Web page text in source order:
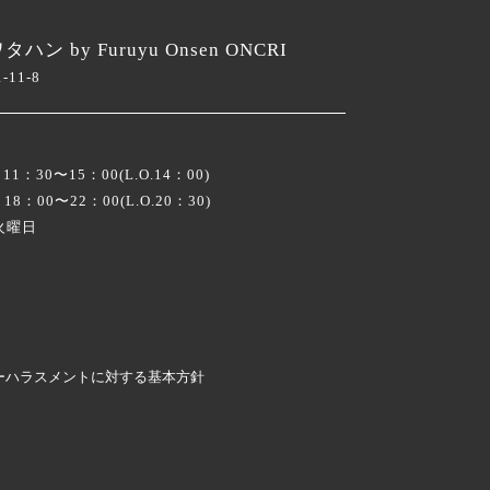
ハン by Furuyu Onsen ONCRI
11-8
：30〜15：00(L.O.14：00)
：00〜22：00(L.O.20：30)
曜日
ハラスメントに対する基本方針